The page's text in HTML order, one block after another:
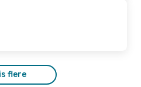
flere